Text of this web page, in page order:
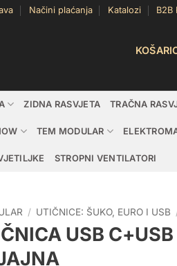
Načini plaćanja Katalozi B2B
ZIDNA RASVJETA TRAČNA
TEM MODULAR
STROPNI VENTILATORI
/ UTIČNICE: ŠUKO, EURO I USB
USB